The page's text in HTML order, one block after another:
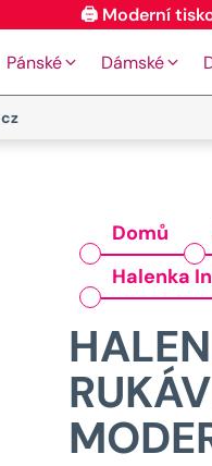
Pánské Dámské
Domů
Halenka